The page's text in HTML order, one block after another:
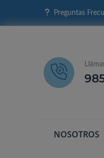
Preguntas
NOSOTROS